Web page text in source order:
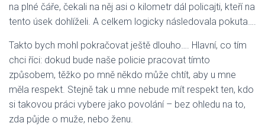
na plné čáře, čekali na něj asi o kilometr dál policajti, kteří na
tento úsek dohlíželi. A celkem logicky následovala pokuta….
Takto bych mohl pokračovat ještě dlouho…. Hlavní, co tím
chci říci: dokud bude naše policie pracovat tímto
způsobem, těžko po mně někdo může chtít, aby u mne
měla respekt. Stejně tak u mne nebude mít respekt ten, kdo
si takovou práci vybere jako povolání – bez ohledu na to,
zda půjde o muže, nebo ženu.